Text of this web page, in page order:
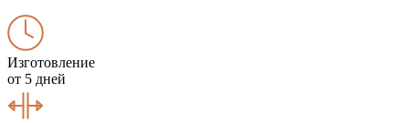
Изготовление
от 5 дней